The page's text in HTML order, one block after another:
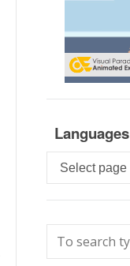
Languages
Languages